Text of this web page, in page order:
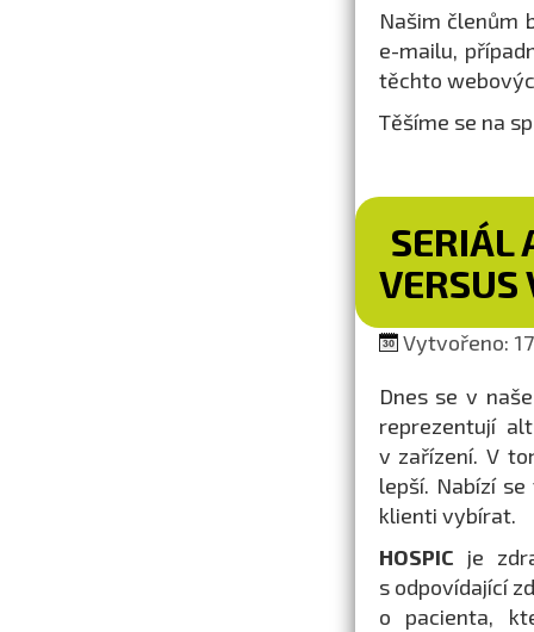
Našim členům
e-mailu,
těchto
Těšíme se na
SERIÁL
VERSUS
Vytvořeno:
Dnes se v
reprezentují
v zařízení. V
lepší. Nabízí
klienti vybírat.
HOSPIC je
s odpovídající
o pacienta,